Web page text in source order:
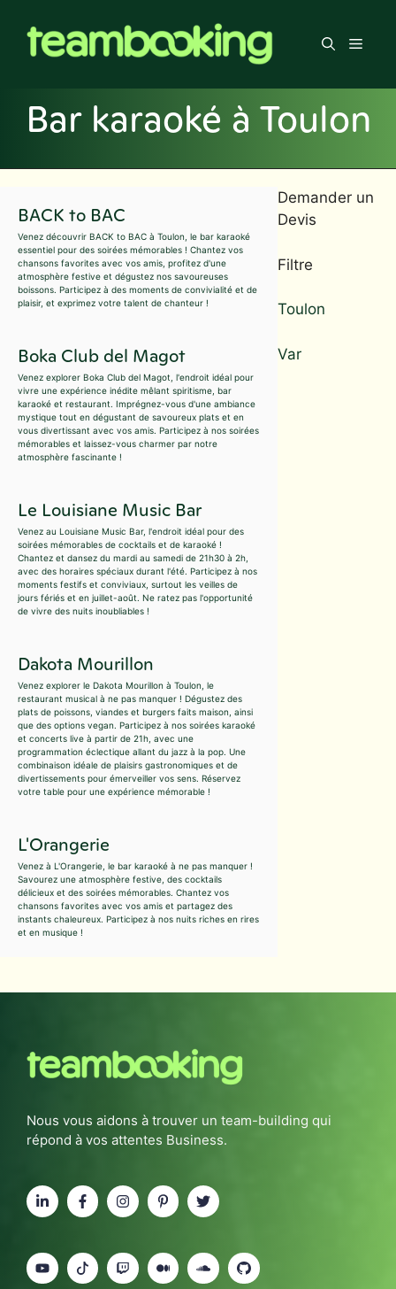
contenu
Menu
Bar karaoké à Toulon
BACK to BAC
Venez découvrir BACK to BAC à Toulon, le bar karaoké
essentiel pour des soirées mémorables ! Chantez vos
chansons favorites avec vos amis, profitez d'une
atmosphère festive et dégustez nos savoureuses
boissons. Participez à des moments de convivialité et de
plaisir, et exprimez votre talent de chanteur !
Boka Club del Magot
Venez explorer Boka Club del Magot, l'endroit idéal pour
vivre une expérience inédite mêlant spiritisme, bar
karaoké et restaurant. Imprégnez-vous d'une ambiance
mystique tout en dégustant de savoureux plats et en
vous divertissant avec vos amis. Participez à nos soirées
mémorables et laissez-vous charmer par notre
atmosphère fascinante !
Le Louisiane Music Bar
Venez au Louisiane Music Bar, l'endroit idéal pour des
soirées mémorables de cocktails et de karaoké !
Chantez et dansez du mardi au samedi de 21h30 à 2h,
avec des horaires spéciaux durant l'été. Participez à nos
moments festifs et conviviaux, surtout les veilles de
jours fériés et en juillet-août. Ne ratez pas l'opportunité
de vivre des nuits inoubliables !
Dakota Mourillon
Venez explorer le Dakota Mourillon à Toulon, le
restaurant musical à ne pas manquer ! Dégustez des
plats de poissons, viandes et burgers faits maison, ainsi
que des options vegan. Participez à nos soirées karaoké
et concerts live à partir de 21h, avec une
programmation éclectique allant du jazz à la pop. Une
combinaison idéale de plaisirs gastronomiques et de
divertissements pour émerveiller vos sens. Réservez
votre table pour une expérience mémorable !
L'Orangerie
Venez à L'Orangerie, le bar karaoké à ne pas manquer !
Savourez une atmosphère festive, des cocktails
délicieux et des soirées mémorables. Chantez vos
chansons favorites avec vos amis et partagez des
instants chaleureux. Participez à nos nuits riches en rires
et en musique !
Demander un
Devis
Filtre
Toulon
Var
Nous vous aidons à trouver un team-building qui
répond à vos attentes Business.